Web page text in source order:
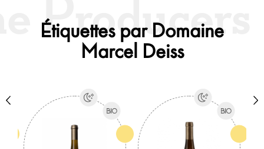
Étiquettes par Domaine
Marcel Deiss